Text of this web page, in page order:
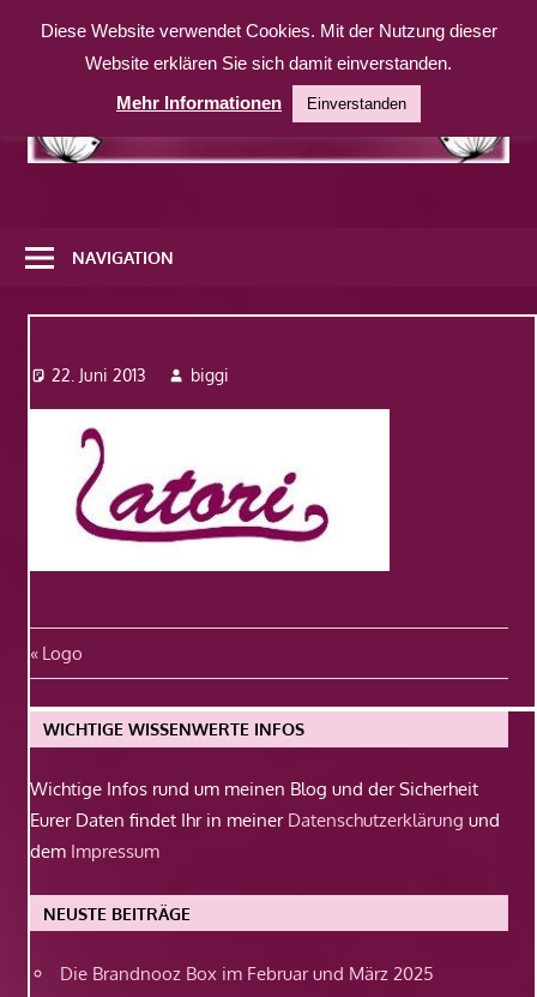
Inhalt
weitere
Website
NAVIGATION
22. Juni 2013 biggi
Beitragsnavigation
Vorheriger
Beitrag:
Logo
WICHTIGE WISSENWERTE INFOS
Wichtige Infos rund um meinen Blog und der Sicherheit
Eurer Daten findet Ihr in meiner Datenschutzerklärung und
dem Impressum
NEUSTE BEITRÄGE
Die Brandnooz Box im Februar und März 2025
Diese Website verwendet Cookies. Mit der Nutzung dieser
Website erklären Sie sich damit einverstanden.
Mehr Informationen
Einverstanden